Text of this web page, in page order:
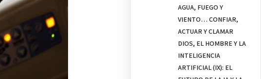
AGUA, FUEGO Y
VIENTO… CONFIAR,
ACTUAR Y CLAMAR
DIOS, EL HOMBRE Y LA
INTELIGENCIA
ARTIFICIAL (IX): EL